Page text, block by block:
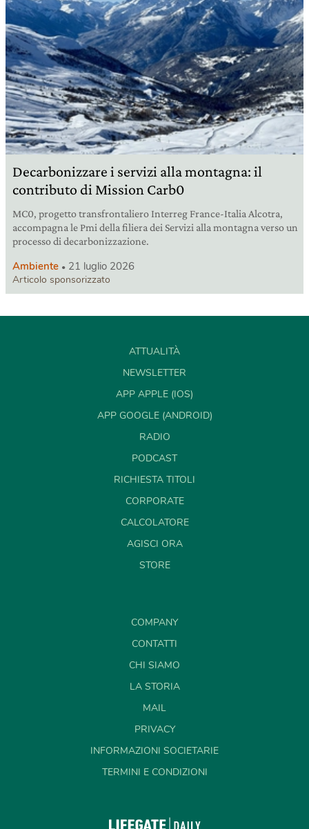
Decarbonizzare i servizi alla montagna: il
contributo di Mission Carb0
MC0, progetto transfrontaliero Interreg France-Italia Alcotra,
accompagna le Pmi della filiera dei Servizi alla montagna verso un
processo di decarbonizzazione.
Ambiente 21 luglio 2026
Articolo sponsorizzato
ATTUALITÀ
NEWSLETTER
APP APPLE (IOS)
APP GOOGLE (ANDROID)
RADIO
PODCAST
RICHIESTA TITOLI
CORPORATE
CALCOLATORE
AGISCI ORA
STORE
COMPANY
CONTATTI
CHI SIAMO
LA STORIA
MAIL
PRIVACY
INFORMAZIONI SOCIETARIE
TERMINI E CONDIZIONI